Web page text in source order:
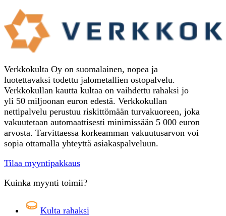
Verkkokulta Oy on suomalainen, nopea ja
luotettavaksi todettu jalometallien ostopalvelu.
Verkkokullan kautta kultaa on vaihdettu rahaksi jo
yli 50 miljoonan euron edestä. Verkkokullan
nettipalvelu perustuu riskittömään turvakuoreen, joka
vakuutetaan automaattisesti minimissään 5 000 euron
arvosta. Tarvittaessa korkeamman vakuutusarvon voi
sopia ottamalla yhteyttä asiakaspalveluun.
Tilaa myyntipakkaus
Kuinka myynti toimii?
Kulta rahaksi